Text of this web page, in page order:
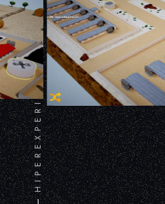
HIPEREXPERIENCIA